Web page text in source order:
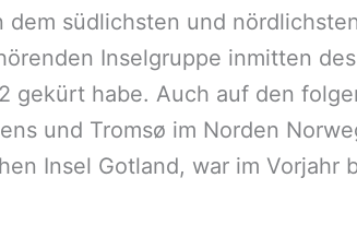
südlichsten und
Inselgruppe inmitten
gekürt habe. Auch auf den
und Tromsø im Norden
Insel Gotland, war im